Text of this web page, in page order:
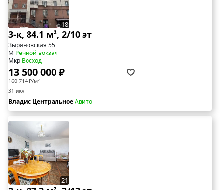
18
3-к, 84.1 м², 2/10 эт
Зыряновская 55
М Речной вокзал
Мкр Восход
13 500 000 ₽
160 714 ₽/м²
31 июл
Владис ЦентральноеАвито
21